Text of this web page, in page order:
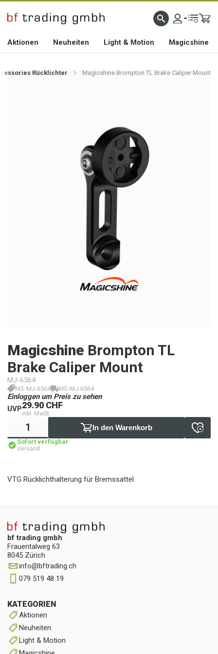
HOCHWERTIGES BIKEZUBEHÖR SEIT 2010
Aktionen Neuheiten Light & Motion Magicshine
Rücklichter Magicshine Brompton TL Brake Caliper Mount
Magicshine Brompton TL
Brake Caliper Mount
MJ-6564
MS-MJ-6564 MS-MJ-6564
Einloggen um Preis zu sehen
UVP29.90 CHF
inkl. MwSt.
In den Warenkorb
Sofort verfügbar
Versand
VTG Rücklichthalterung für Bremssattel
bf trading gmbh
Frauentalweg 63
8045 Zürich
info@bftrading.ch
079 519 48 19
KATEGORIEN
Aktionen
Neuheiten
Light & Motion